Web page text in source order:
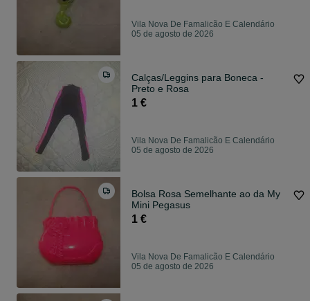
Vila Nova De Famalicão E Calendário
05 de agosto de 2026
Calças/Leggins para Boneca -
Preto e Rosa
1 €
Vila Nova De Famalicão E Calendário
05 de agosto de 2026
Bolsa Rosa Semelhante ao da My
Mini Pegasus
1 €
Vila Nova De Famalicão E Calendário
05 de agosto de 2026